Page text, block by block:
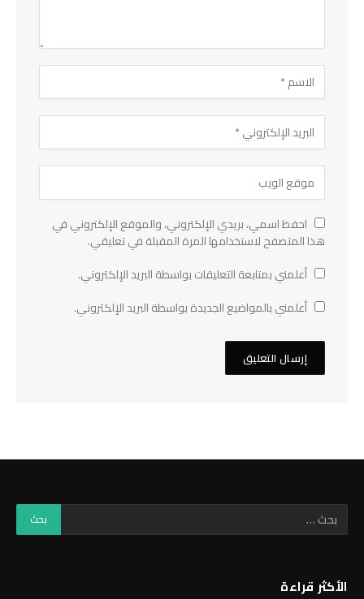
احفظ اسمي، بريدي الإلكتروني، والموقع الإلكتروني في
هذا المتصفح لاستخدامها المرة المقبلة في تعليقي.
أعلمني بمتابعة التعليقات بواسطة البريد الإلكتروني.
أعلمني بالمواضيع الجديدة بواسطة البريد الإلكتروني.
الأكثر قراءة